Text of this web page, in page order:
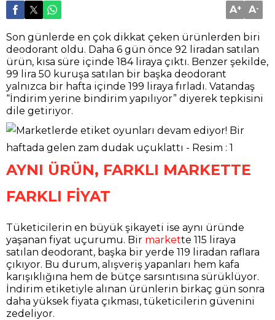
A+ A-
Son günlerde en çok dikkat çeken ürünlerden biri
deodorant oldu. Daha 6 gün önce 92 liradan satılan
ürün, kısa süre içinde 184 liraya çıktı. Benzer şekilde,
99 lira 50 kuruşa satılan bir başka deodorant
yalnızca bir hafta içinde 199 liraya fırladı. Vatandaş
“İndirim yerine bindirim yapılıyor” diyerek tepkisini
dile getiriyor.
AYNI ÜRÜN, FARKLI MARKETTE
FARKLI FİYAT
Tüketicilerin en büyük şikayeti ise aynı üründe
yaşanan fiyat uçurumu. Bir markette 115 liraya
satılan deodorant, başka bir yerde 119 liradan raflara
çıkıyor. Bu durum, alışveriş yapanları hem kafa
karışıklığına hem de bütçe sarsıntısına sürüklüyor.
İndirim etiketiyle alınan ürünlerin birkaç gün sonra
daha yüksek fiyata çıkması, tüketicilerin güvenini
zedeliyor.